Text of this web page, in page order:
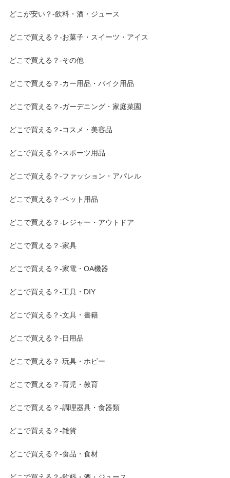
どこが安い？-飲料・酒・ジュース
どこで買える？-お菓子・スイーツ・アイス
どこで買える？-その他
どこで買える？-カー用品・バイク用品
どこで買える？-ガーデニング・家庭菜園
どこで買える？-コスメ・美容品
どこで買える？-スポーツ用品
どこで買える？-ファッション・アパレル
どこで買える？-ペット用品
どこで買える？-レジャー・アウトドア
どこで買える？-家具
どこで買える？-家電・OA機器
どこで買える？-工具・DIY
どこで買える？-文具・書籍
どこで買える？-日用品
どこで買える？-玩具・ホビー
どこで買える？-育児・教育
どこで買える？-調理器具・食器類
どこで買える？-雑貨
どこで買える？-食品・食材